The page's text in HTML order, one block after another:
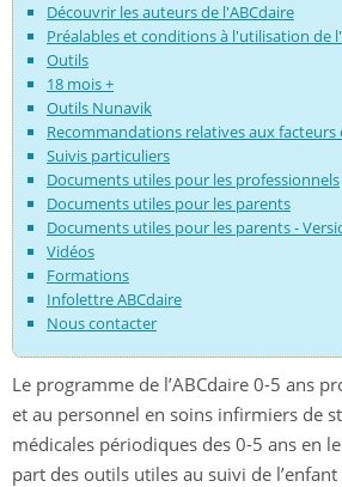
Découvrir les auteurs de l'ABCdaire
Préalables et conditions à l'utilisation de
Outils
18 mois +
Outils Nunavik
Recommandations relatives aux facteurs
Suivis particuliers
Documents utiles pour les professionnels
Documents utiles pour les parents
Documents utiles pour les parents -
Vidéos
Formations
Infolettre ABCdaire
Nous contacter
Le programme de l’ABCdaire 0-5 ans
et au personnel en soins infirmiers de
médicales périodiques des 0-5 ans en
part des outils utiles au suivi de